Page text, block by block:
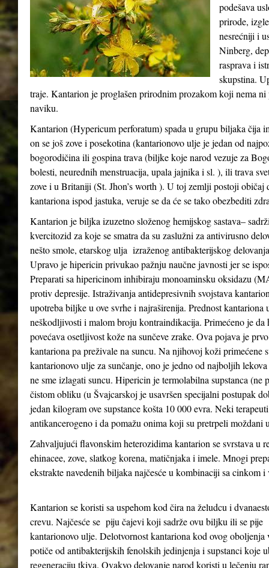
podešava
prirode,
nesrećniji i
Ninberg,
rasprava i
skupstina.
traje. Kantarion je proglašen prirodnim prozakom koji nema
naviku.
Kantarion (Hypericum perforatum) spada u grupu biljaka čija
on se još zove i posekotina (kantarionovo ulje je jedan od
bogorodičina ili gospina trava (biljke koje narod vezuje za
bolesti, neurednih menstruacija, upala jajnika i sl. ), ili trava
zove i u Britaniji (St. Jhon’s worth ). U toj zemlji postoji običaj
kantariona ispod jastuka, veruje se da će se tako obezbediti
Kantarion je biljka izuzetno složenog hemijskog sastava–
kvercitozid za koje se smatra da su zaslužni za antivirusno
nešto smole, etarskog ulja izraženog antibakterijskog
Upravo je hipericin privukao pažnju naučne javnosti jer se
Preparati sa hipericinom inhibiraju monoaminsku oksidazu
protiv depresije. Istraživanja antidepresivnih svojstava
upotreba biljke u ove svrhe i najraširenija. Prednost kantariona
neškodljivosti i malom broju kontraindikacija. Primećeno je
povećava osetljivost kože na sunčeve zrake. Ova pojava je
kantariona pa preživale na suncu. Na njihovoj koži primećene
kantarionovo ulje za sunčanje, ono je jedno od najboljih
ne sme izlagati suncu. Hipericin je termolabilna supstanca (ne
čistom obliku (u Švajcarskoj je usavršen specijalni postupak
jedan kilogram ove supstance košta 10 000 evra. Neki
antikancerogeno i da pomažu onima koji su pretrpeli moždani
Zahvaljujući flavonskim heterozidima kantarion se svrstava u
ehinacee, zove, slatkog korena, matičnjaka i imele. Mnogi
ekstrakte navedenih biljaka najčesće u kombinaciji sa cinkom
Kantarion se koristi sa uspehom kod čira na želudcu i
crevu. Najčesće se piju čajevi koji sadrže ovu biljku ili se pije
kantarionovo ulje. Delotvornost kantariona kod ovog oboljenja
potiče od antibakterijskih fenolskih jedinjenja i supstanci koje
regeneraciju tkiva. Ovakvo delovanje narod koristi u lečenju